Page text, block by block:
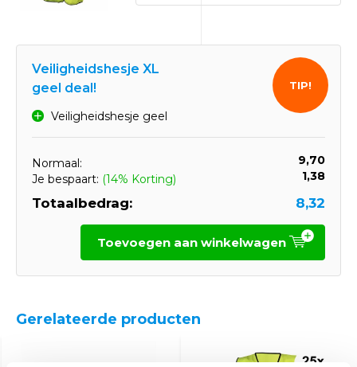
Veiligheidshesje XL
geel deal!
Veiligheidshesje geel
Normaal:
9,70
Je bespaart: (14% Korting) 1,38
Totaalbedrag: 8,32
TIP!
Toevoegen aan winkelwagen
Gerelateerde producten